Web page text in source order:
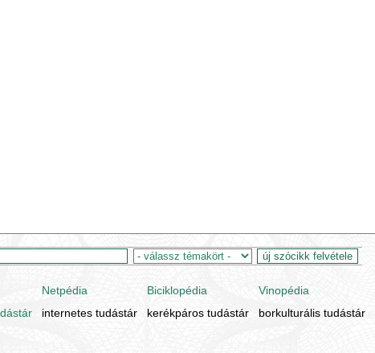
Netpédia Biciklopédia Vinopédia
internetes tudástár kerékpáros tudástár borkulturális tudástár